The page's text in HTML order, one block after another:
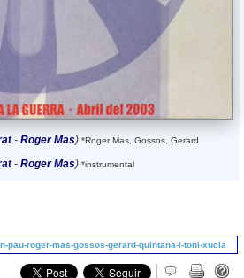
- Roger Mas)*Roger Mas, Gossos, Gerard
- Roger Mas)*instrumental
pau-roger-mas-gossos-gerard-quintana-i-toni-xucla